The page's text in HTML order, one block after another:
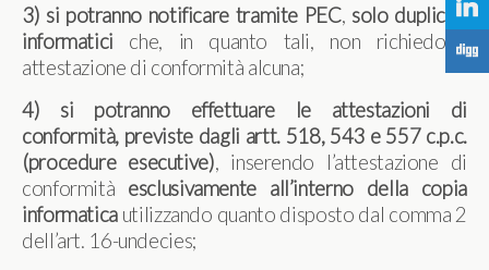
3) si potranno notificare tramite PEC, solo duplicati
informatici che, in quanto tali, non richiedono
attestazione di conformità alcuna;
4) si potranno effettuare le attestazioni di
conformità, previste dagli artt. 518, 543 e 557 c.p.c.
(procedure esecutive), inserendo l’attestazione di
conformità esclusivamente all’interno della copia
informaticautilizzando quanto disposto dal comma 2
dell’art. 16-undecies;
j
F